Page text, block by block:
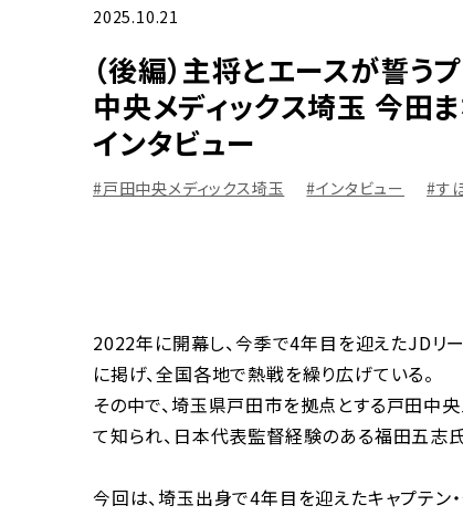
2025.10.21
（後編）主将とエースが誓
中央メディックス埼玉 今
インタビュー
#戸田中央メディックス埼玉 #インタビュー #す
2022年に開幕し、今季で4年目を迎えたJDリー
に掲げ、全国各地で熱戦を繰り広げている。
その中で、埼玉県戸田市を拠点とする戸田中
て知られ、日本代表監督経験のある福田五志
今回は、埼玉出身で4年目を迎えたキャプテン